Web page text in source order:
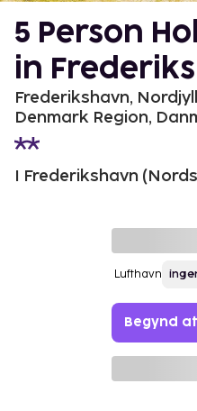
5 Person
in
Frederikshavn,
Denmark Region,
I Frederikshavn
Lufthavn
Begynd